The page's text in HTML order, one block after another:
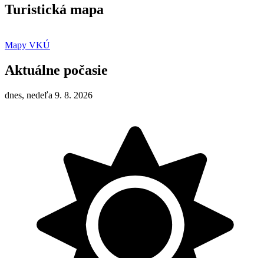
Turistická mapa
Mapy VKÚ
Aktuálne počasie
dnes, nedeľa 9. 8. 2026